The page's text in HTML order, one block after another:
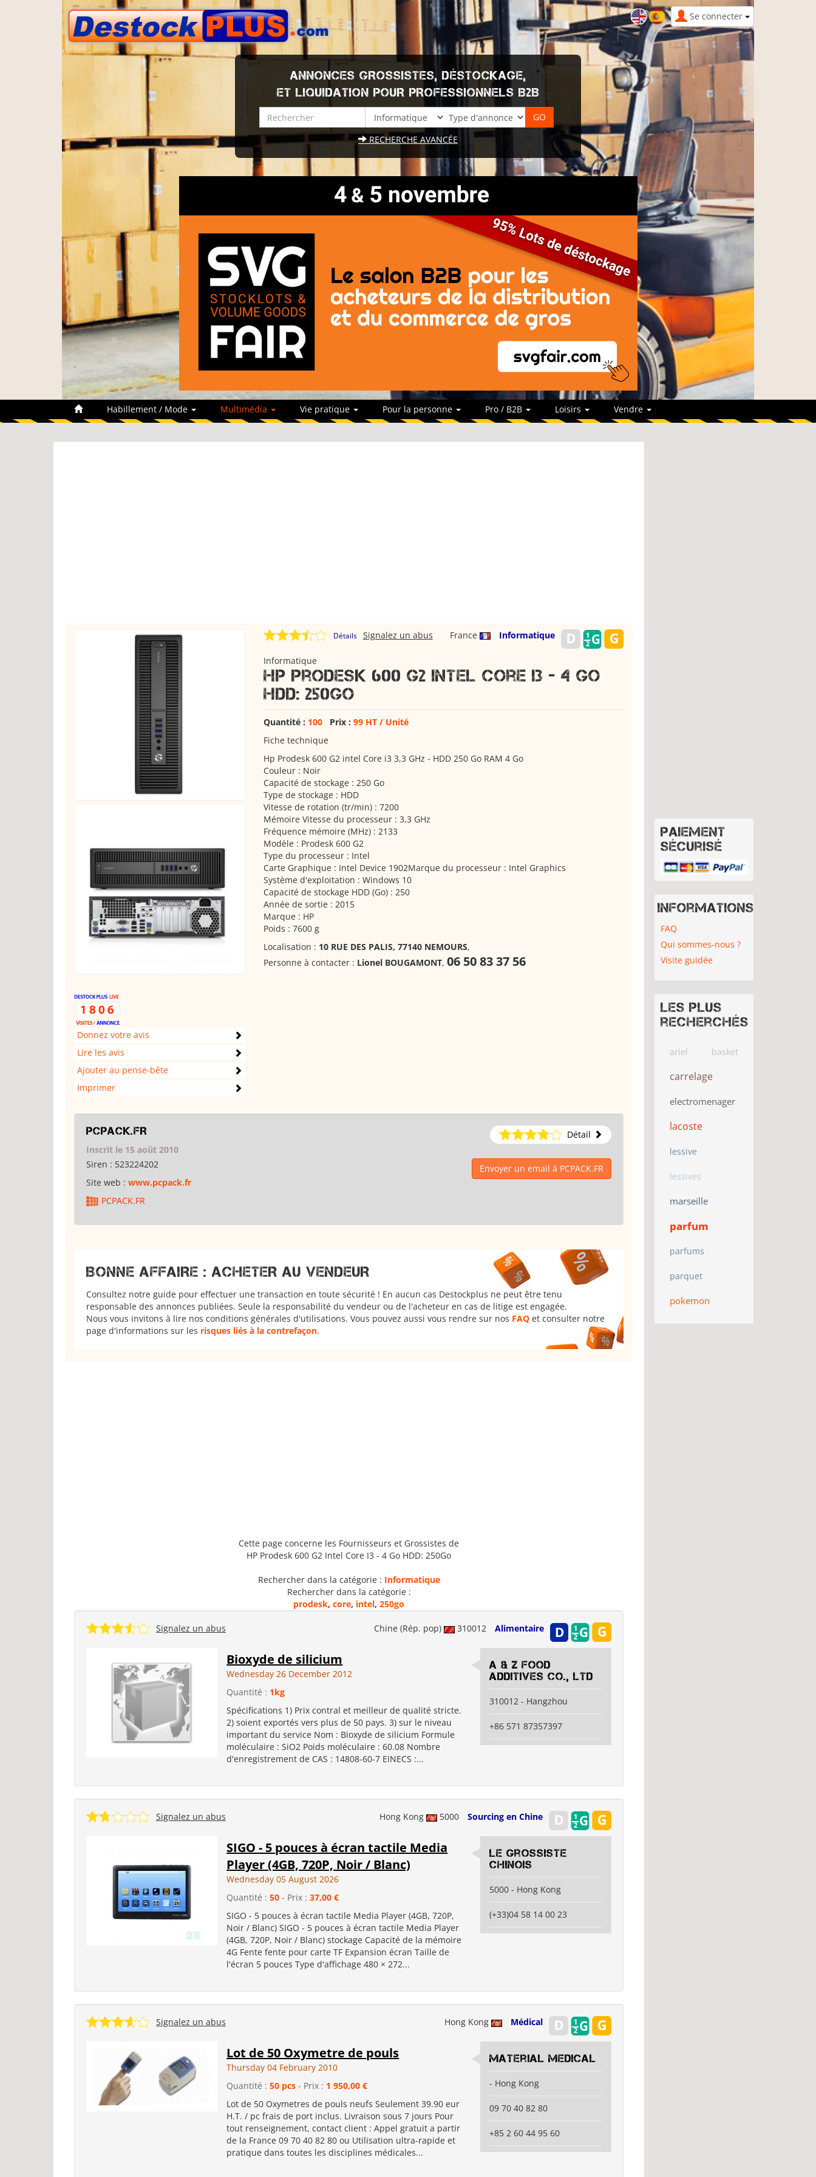
Se connecter
ANNONCES GROSSISTES, DÉSTOCKAGE,
ET LIQUIDATION POUR PROFESSIONNELS B2B
RECHERCHE AVANCÉE
Habillement / Mode Multimédia Vie pratique Pour la personne Pro / B2B Loisirs Vendre
Donnez votre avis
Lire les avis
Ajouter au pense-bête
Imprimer
Détails France Informatique
Signalez un abus
Informatique
HP Prodesk 600 G2 Intel Core I3 - 4 Go
HDD: 250Go
Quantité : 100Prix : 99 HT / Unité
Fiche technique
Hp Prodesk 600 G2 intel Core i3 3,3 GHz - HDD 250 Go RAM 4 Go
Couleur : Noir
Capacité de stockage : 250 Go
Type de stockage : HDD
Vitesse de rotation (tr/min) : 7200
Mémoire Vitesse du processeur : 3,3 GHz
Fréquence mémoire (MHz) : 2133
Modèle : Prodesk 600 G2
Type du processeur : Intel
Carte Graphique : Intel Device 1902Marque du processeur : Intel Graphics
Système d'exploitation : Windows 10
Capacité de stockage HDD (Go) : 250
Année de sortie : 2015
Marque : HP
Poids : 7600 g
Localisation : 10 RUE DES PALIS, 77140 NEMOURS,
Personne à contacter : Lionel BOUGAMONT, 06 50 83 37 56
PCPACK.FR
Détail
Inscrit le 15 août 2010
Siren : 523224202
Site web : www.pcpack.fr
Envoyer un email à PCPACK.FR
PCPACK.FR
BONNE AFFAIRE : ACHETER AU VENDEUR
Consultez notre guide pour effectuer une transaction en toute sécurité ! En aucun cas Destockplus ne peut être tenu
responsable des annonces publiées. Seule la responsabilité du vendeur ou de l'acheteur en cas de litige est engagée.
Nous vous invitons à lire nos conditions générales d'utilisations. Vous pouvez aussi vous rendre sur nos FAQ et consulter notre
page d'informations sur les risques liés à la contrefaçon.
Cette page concerne les Fournisseurs et Grossistes de
HP Prodesk 600 G2 Intel Core I3 - 4 Go HDD: 250Go
Rechercher dans la catégorie : Informatique
Rechercher dans la catégorie :
prodesk, core, intel, 250go
Chine (Rép. pop) 310012 Alimentaire
Signalez un abus
Bioxyde de silicium
Wednesday 26 December 2012
Quantité : 1kg
Spécifications 1) Prix contral et meilleur de qualité stricte.
2) soient exportés vers plus de 50 pays. 3) sur le niveau
important du service Nom : Bioxyde de silicium Formule
moléculaire : SiO2 Poids moléculaire : 60.08 Nombre
d'enregistrement de CAS : 14808-60-7 EINECS :...
A & Z FOOD
ADDITIVES CO., LTD
310012 - Hangzhou
+86 571 87357397
Hong Kong 5000 Sourcing en Chine
Signalez un abus
SIGO - 5 pouces à écran tactile Media
Player (4GB, 720P, Noir / Blanc)
Wednesday 05 August 2026
Quantité :50 - Prix :37,00 €
SIGO - 5 pouces à écran tactile Media Player (4GB, 720P,
Noir / Blanc) SIGO - 5 pouces à écran tactile Media Player
(4GB, 720P, Noir / Blanc) stockage Capacité de la mémoire
4G Fente fente pour carte TF Expansion écran Taille de
l'écran 5 pouces Type d'affichage 480 × 272...
Le grossiste
chinois
5000 - Hong Kong
(+33)04 58 14 00 23
Hong Kong Médical
Signalez un abus
Lot de 50 Oxymetre de pouls
Thursday 04 February 2010
Quantité :50 pcs - Prix : 1 950,00 €
Lot de 50 Oxymetres de pouls neufs Seulement 39.90 eur
H.T. / pc frais de port inclus. Livraison sous 7 jours Pour
tout renseignement, contact client : Appel gratuit a partir
de la France 09 70 40 82 80 ou Utilisation ultra-rapide et
pratique dans toutes les disciplines médicales...
Material Medical
- Hong Kong
09 70 40 82 80
+85 2 60 44 95 60
Paiement
sécurisé
Informations
FAQ
Qui sommes-nous ?
Visite guidée
Les plus
recherchés
ariel basket
carrelage
electromenager
lacoste
lessive
lessives
marseille
parfum
parfums
parquet
pokemon